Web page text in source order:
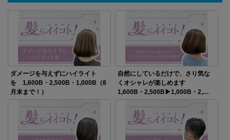
ダメージを与えずにハイライト
を 1,600B・2,500B・1,000B（8
月末まで！）
自然にしているだけで、さり気な
くオシャレが楽しめます
1,600B・2,500B▶1,000B・2,…